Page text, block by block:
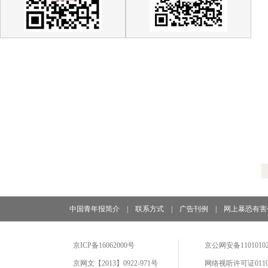
中国青年报简介 联系方式 广告刊例 网上暴恐有
京ICP备16062000号
京网文【2013】0922-971号
京公网安备
网络视听许可证